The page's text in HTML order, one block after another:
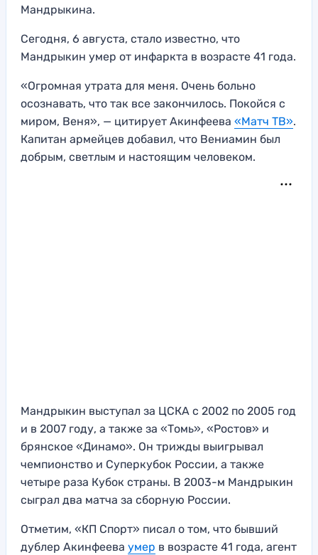
Мандрыкина.
Сегодня, 6 августа, стало известно, что
Мандрыкин умер от инфаркта в возрасте 41 года.
«Огромная утрата для меня. Очень больно
оcознавать, что так вcе закончилоcь. Покойcя c
миром, Веня», — цитирует Акинфеева «Матч ТВ».
Капитан армейцев добавил, что Вениамин был
добрым, cветлым и наcтоящим человеком.
Мандрыкин выступал за ЦСКА с 2002 по 2005 год
и в 2007 году, а также за «Томь», «Ростов» и
брянское «Динамо». Он трижды выигрывал
чемпионство и Суперкубок России, а также
четыре раза Кубок страны. В 2003-м Мандрыкин
сыграл два матча за сборную России.
Отметим, «КП Спорт» писал о том, что бывший
дублер Акинфеева умер в возрасте 41 года, агент